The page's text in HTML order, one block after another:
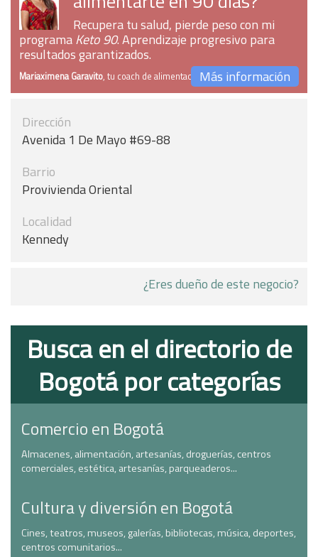
Recupera tu salud, pierde peso con mi
programaKeto 90. Aprendizaje progresivo para
resultados garantizados.
Mariaximena Garavito, tu coach de alimentaciónMás información
Dirección
Avenida 1 De Mayo #69-88
Barrio
Provivienda Oriental
Localidad
Kennedy
¿Eres dueño de este negocio?
Busca en el directorio de
Bogotá por categorías
Comercio en Bogotá
Almacenes, alimentación, artesanías, droguerías, centros
comerciales, estética, artesanías, parqueaderos...
Cultura y diversión en Bogotá
Cines, teatros, museos, galerías, bibliotecas, música, deportes,
centros comunitarios...